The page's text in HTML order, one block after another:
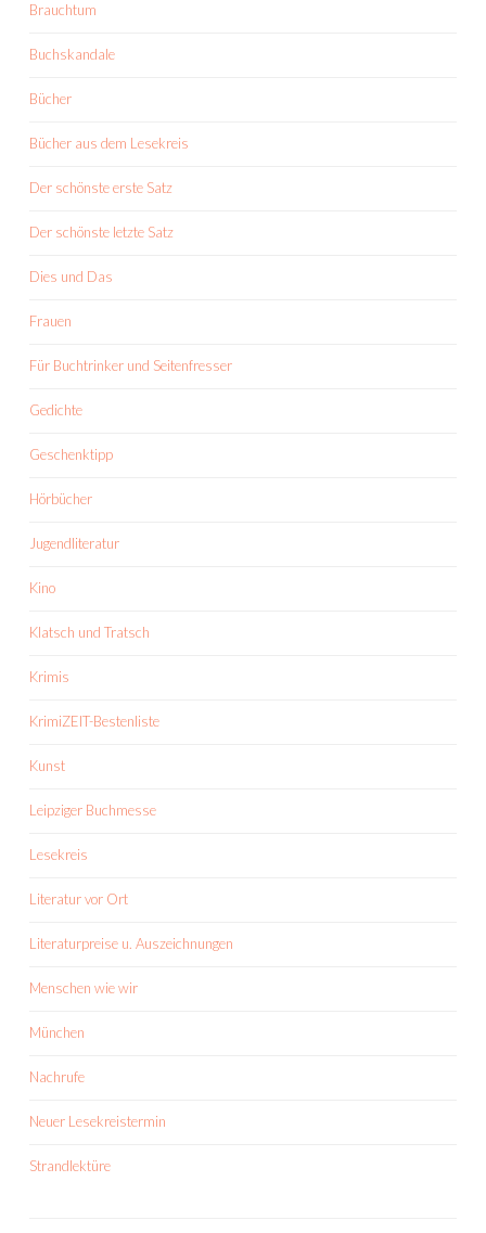
Brauchtum
Buchskandale
Bücher
Bücher aus dem Lesekreis
Der schönste erste Satz
Der schönste letzte Satz
Dies und Das
Frauen
Für Buchtrinker und Seitenfresser
Gedichte
Geschenktipp
Hörbücher
Jugendliteratur
Kino
Klatsch und Tratsch
Krimis
KrimiZEIT-Bestenliste
Kunst
Leipziger Buchmesse
Lesekreis
Literatur vor Ort
Literaturpreise u. Auszeichnungen
Menschen wie wir
München
Nachrufe
Neuer Lesekreistermin
Strandlektüre